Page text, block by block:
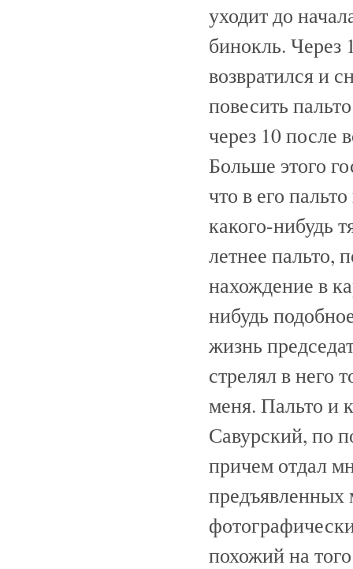
уходит до
бинокль. Через
возвратился и
повесить
через 10 после
Больше этого
что в его
какого-нибудь
летнее пальто,
нахождение в
нибудь
жизнь
стрелял в него
меня. Пальто и
Савурский, по
причем отдал
предъявленных
похожий на